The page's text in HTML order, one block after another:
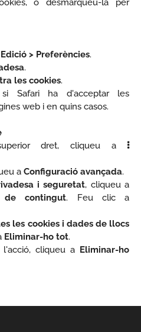
o desmarqueu-la per
Edició > Preferències.
.
les cookies.
si Safari ha d'acceptar les
web i en quins casos.
dret, cliqueu a
a Configuració avançada.
i seguretat, cliqueu a
de contingut. Feu clic a
les cookies i dades de llocs
Eliminar-ho tot.
l'acció, cliqueu a Eliminar-ho